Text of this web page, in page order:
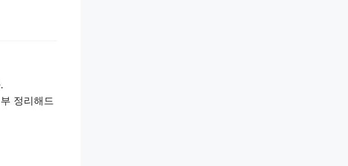
정리해드